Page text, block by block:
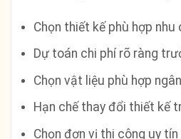
Chọn thiết kế phù hợp
Dự toán chi phí rõ ràng
Chọn vật liệu phù hợp
Hạn chế thay đổi thiết kế
Chọn đơn vị thi công uy